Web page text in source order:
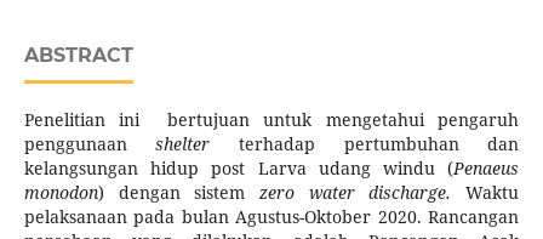
ABSTRACT
Penelitian ini bertujuan untuk mengetahui pengaruh
penggunaanshelter terhadap pertumbuhan dan
kelangsungan hidup post Larva udang windu (Penaeus
monodon) dengansistemzero water discharge.Waktu
pelaksanaan pada bulan Agustus-Oktober 2020. Rancangan